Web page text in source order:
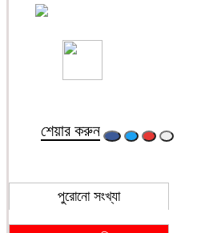
শেয়ার করুন
পুরোনো সংখ্যা